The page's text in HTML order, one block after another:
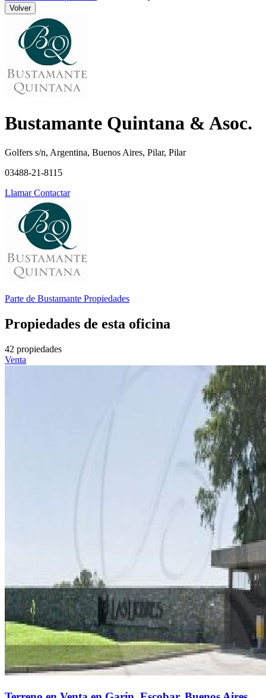
Volver
Bustamante Quintana & Asoc.
Golfers s/n, Argentina, Buenos Aires, Pilar, Pilar
03488-21-8115
LlamarContactar
Parte de Bustamante Propiedades
Propiedades de esta oficina
42 propiedades
Venta